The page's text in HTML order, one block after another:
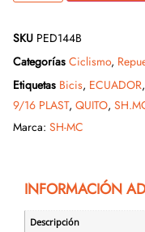
SKU PED144B
Categorías Ciclismo,
Etiquetas Bicis, ECUADOR,
9/16 PLAST, QUITO,
Marca: SH-MC
INFORMACIÓN
Descripción